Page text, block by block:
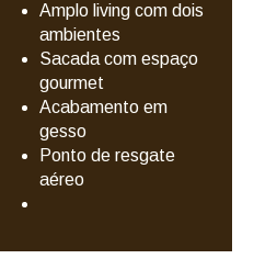
Amplo living com dois
ambientes
Sacada com espaço
gourmet
Acabamento em
gesso
Ponto de resgate
aéreo